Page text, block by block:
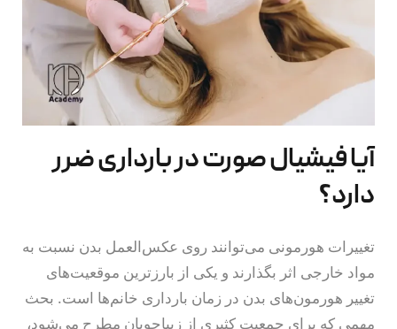
آیا فیشیال صورت در بارداری ضرر
دارد؟
تغییرات هورمونی می‌توانند روی عکس‌العمل بدن نسبت به
مواد خارجی اثر بگذارند و یکی از بارزترین موقعیت‌های
تغییر هورمون‌های بدن در زمان بارداری خانم‌ها است. بحث
مهمی که برای جمعیت کثیری از زیباجویان مطرح می‌شود،